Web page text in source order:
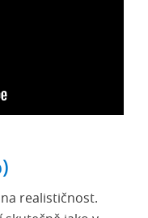
realističnost.